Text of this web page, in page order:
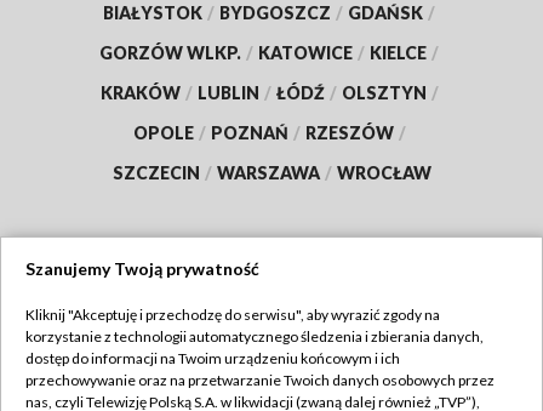
BIAŁYSTOK / BYDGOSZCZ / GDAŃSK /
GORZÓW WLKP. / KATOWICE / KIELCE /
KRAKÓW / LUBLIN / ŁÓDŹ / OLSZTYN /
OPOLE / POZNAŃ / RZESZÓW /
SZCZECIN / WARSZAWA / WROCŁAW
TVP
Abonament TVP
Regulamin TVP
Szanujemy Twoją prywatność
Kliknij "Akceptuję i przechodzę do serwisu", aby wyrazić zgody na
korzystanie z technologii automatycznego śledzenia i zbierania danych,
dostęp do informacji na Twoim urządzeniu końcowym i ich
przechowywanie oraz na przetwarzanie Twoich danych osobowych przez
nas, czyli Telewizję Polską S.A. w likwidacji (zwaną dalej również „TVP”),